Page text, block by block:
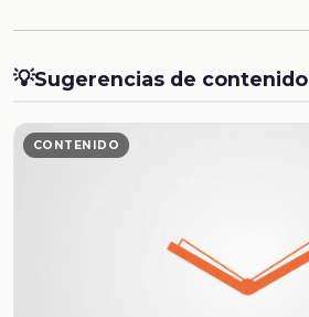
💡Sugerencias de contenido
CONTENIDO